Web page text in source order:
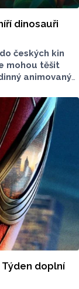
dinosauři
českých kin
mohou těšit
animovaný
novinky
Kobzy pro
Týden doplní